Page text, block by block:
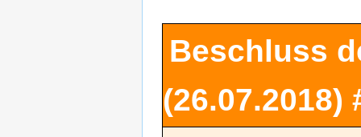
Beschluss